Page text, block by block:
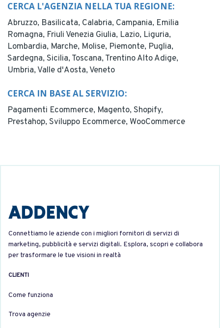
CERCA L'AGENZIA NELLA TUA REGIONE:
Abruzzo, Basilicata, Calabria, Campania, Emilia
Romagna, Friuli Venezia Giulia, Lazio, Liguria,
Lombardia, Marche, Molise, Piemonte, Puglia,
Sardegna, Sicilia, Toscana, Trentino Alto Adige,
Umbria, Valle d'Aosta, Veneto
CERCA IN BASE AL SERVIZIO:
Pagamenti Ecommerce, Magento, Shopify,
Prestahop, Sviluppo Ecommerce, WooCommerce
Connettiamo le aziende con i migliori fornitori di servizi di
marketing, pubblicità e servizi digitali. Esplora, scopri e collabora
per trasformare le tue visioni in realtà
CLIENTI
Come funziona
Trova agenzie